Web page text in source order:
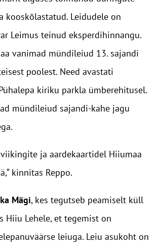
kooskõlastatud. Leidudele on
Leimus teinud eksperdihinnangu.
vanimad mündileiud 13. sajandi
poolest. Need avastati
kiriku parkla ümberehitusel.
mündileiud sajandi-kahe jagu
viikingite ja aardekaartidel Hiiumaa
kinnitas Reppo.
Mägi, kes tegutseb peamiselt küll
Hiiu Lehele, et tegemist on
leiuga. Leiu asukoht on